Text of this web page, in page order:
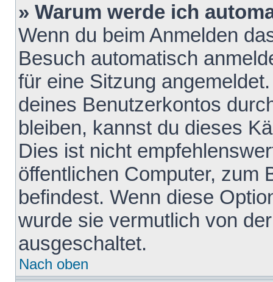
» Warum werde ich
Wenn du beim Anmelden
Besuch automatisch
für eine Sitzung
deines Benutzerkontos
bleiben, kannst du dieses
Dies ist nicht
öffentlichen Computer, zum
befindest. Wenn diese
wurde sie vermutlich von
ausgeschaltet.
Nach oben